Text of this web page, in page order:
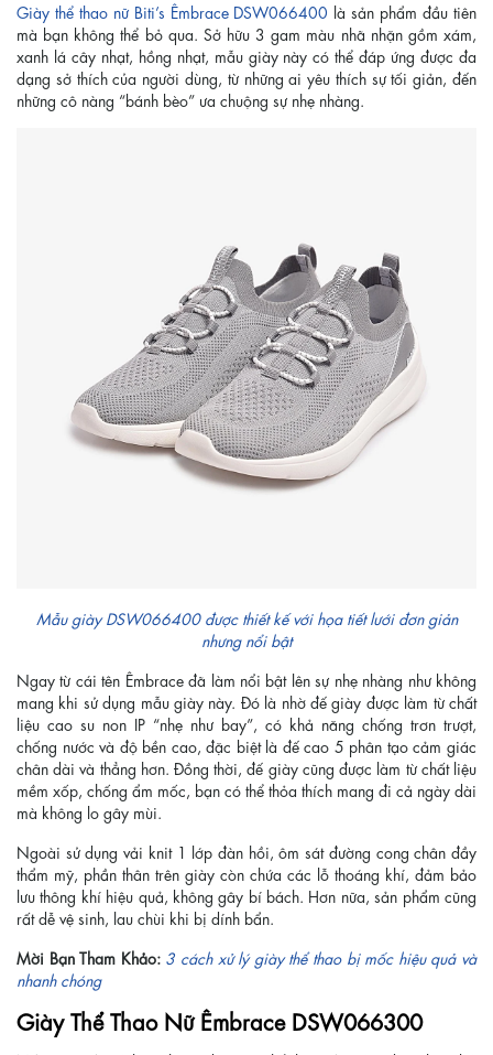
Giày thể thao nữ Biti’s Êmbrace DSW066400 là sản phẩm đầu tiên
mà bạn không thể bỏ qua. Sở hữu 3 gam màu nhã nhặn gồm xám,
xanh lá cây nhạt, hồng nhạt, mẫu giày này có thể đáp ứng được đa
dạng sở thích của người dùng, từ những ai yêu thích sự tối giản, đến
những cô nàng “bánh bèo” ưa chuộng sự nhẹ nhàng.
Mẫu giày DSW066400 được thiết kế với họa tiết lưới đơn giản
nhưng nổi bật
Ngay từ cái tên Êmbrace đã làm nổi bật lên sự nhẹ nhàng như không
mang khi sử dụng mẫu giày này. Đó là nhờ đế giày được làm từ chất
liệu cao su non IP “nhẹ như bay”, có khả năng chống trơn trượt,
chống nước và độ bền cao, đặc biệt là đế cao 5 phân tạo cảm giác
chân dài và thẳng hơn. Đồng thời, đế giày cũng được làm từ chất liệu
mềm xốp, chống ẩm mốc, bạn có thể thỏa thích mang đi cả ngày dài
mà không lo gây mùi.
Ngoài sử dụng vải knit 1 lớp đàn hồi, ôm sát đường cong chân đầy
thẩm mỹ, phần thân trên giày còn chứa các lỗ thoáng khí, đảm bảo
lưu thông khí hiệu quả, không gây bí bách. Hơn nữa, sản phẩm cũng
rất dễ vệ sinh, lau chùi khi bị dính bẩn.
Mời Bạn Tham Khảo: 3 cách xử lý giày thể thao bị mốc hiệu quả và
nhanh chóng
Giày Thể Thao Nữ Êmbrace DSW066300